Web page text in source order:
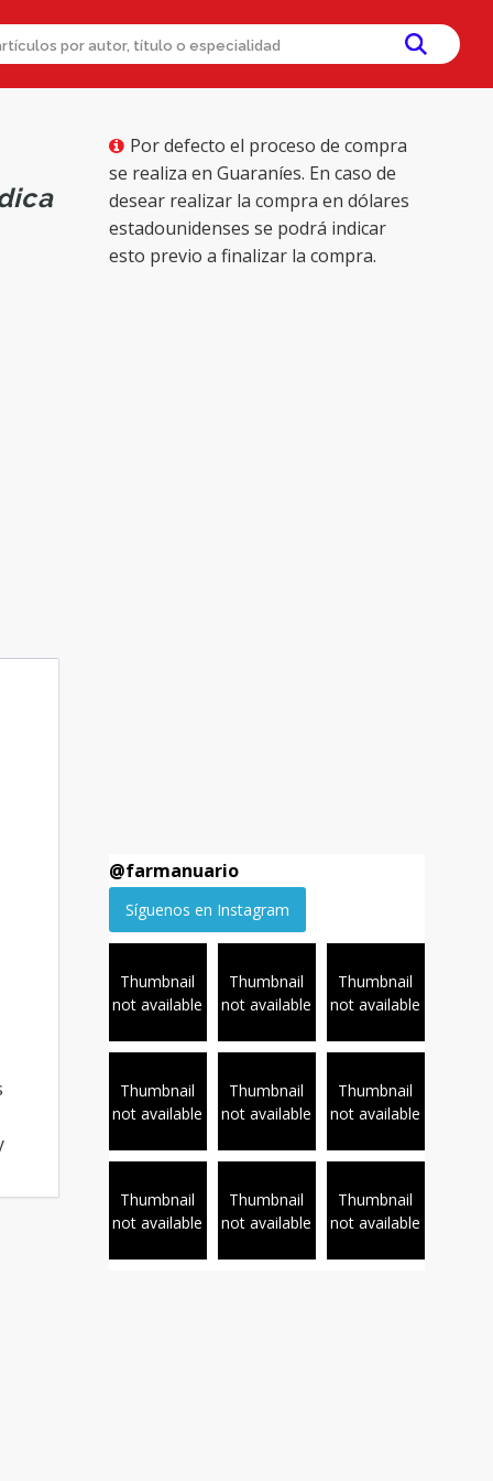
Por defecto el proceso de compra
se realiza en Guaraníes. En caso de
desear realizar la compra en dólares
estadounidenses se podrá indicar
esto previo a finalizar la compra.
@farmanuario
Síguenos en Instagram
Thumbnail
not available
Thumbnail
not available
Thumbnail
not available
Thumbnail
not available
Thumbnail
not available
Thumbnail
not available
Thumbnail
not available
Thumbnail
not available
Thumbnail
not available